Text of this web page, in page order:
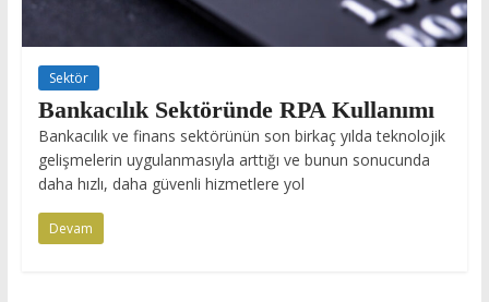
Sektör
Bankacılık Sektöründe RPA Kullanımı
Bankacılık ve finans sektörünün son birkaç yılda teknolojik
gelişmelerin uygulanmasıyla arttığı ve bunun sonucunda
daha hızlı, daha güvenli hizmetlere yol
Devam